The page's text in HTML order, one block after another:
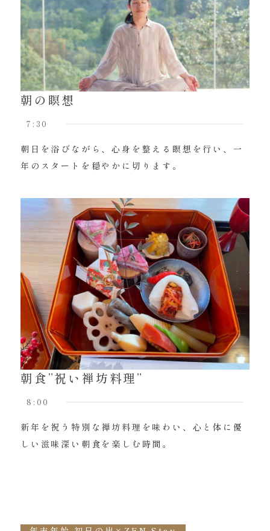
朝の瞑想
7:30
朝日を浴びながら、心身を整える瞑想を行い、一
年のスタートを穏やかに切ります。
朝食”祝い禅坊料理”
8:00
新年を祝う特別な禅坊料理を味わい、心と体に優
しい滋味深い朝食を楽しむ時間。